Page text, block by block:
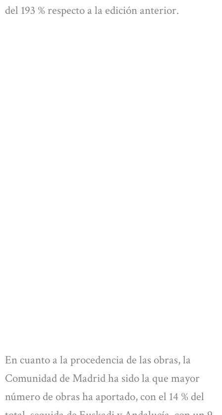
del 193 % respecto a la edición anterior.
En cuanto a la procedencia de las obras, la
Comunidad de Madrid ha sido la que mayor
número de obras ha aportado, con el 14 % del